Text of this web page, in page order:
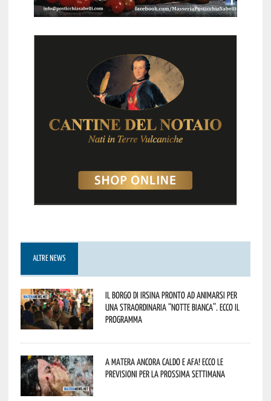
ALTRE NEWS
Il borgo di Irsina pronto ad animarsi per
una straordinaria “Notte Bianca”. Ecco il
programma
A Matera ancora caldo e afa! Ecco le
previsioni per la prossima settimana